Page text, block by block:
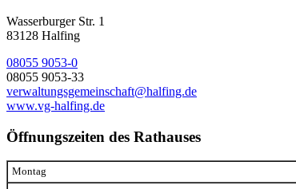
Wasserburger Str. 1
83128 Halfing
08055 9053-0
08055 9053-33
verwaltungsgemeinschaft@halfing.de
www.vg-halfing.de
Öffnungszeiten des Rathauses
Montag